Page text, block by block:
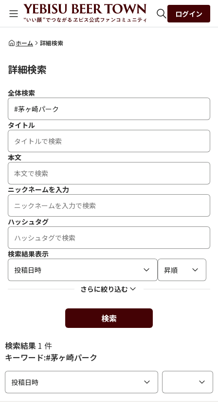
全体検索
ログイン
ホーム 詳細検索
詳細検索
全体検索
タイトル
本文
ニックネームを入力
ハッシュタグ
検索結果表示
投稿日時
昇順
さらに絞り込む
検索
検索結果 1 件
キーワード:#茅ヶ崎パーク
投稿日時